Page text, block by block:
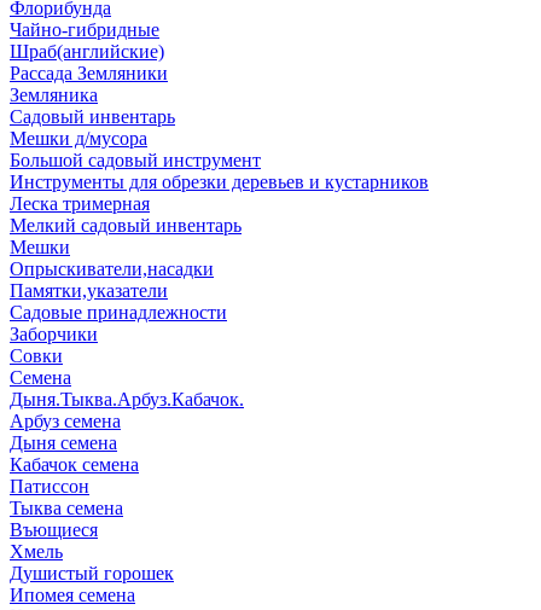
Флорибунда
Чайно-гибридные
Шраб(английские)
Рассада Земляники
Земляника
Садовый инвентарь
Мешки д/мусора
Большой садовый инструмент
Инструменты для обрезки деревьев и кустарников
Леска тримерная
Мелкий садовый инвентарь
Мешки
Опрыскиватели,насадки
Памятки,указатели
Садовые принадлежности
Заборчики
Совки
Семена
Дыня.Тыква.Арбуз.Кабачок.
Арбуз семена
Дыня семена
Кабачок семена
Патиссон
Тыква семена
Въющиеся
Хмель
Душистый горошек
Ипомея семена